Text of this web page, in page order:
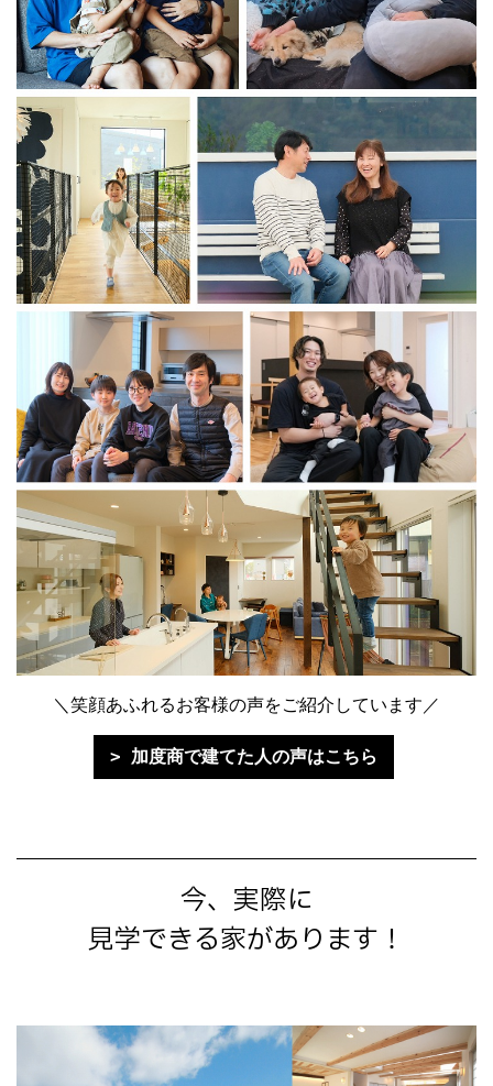
＼笑顔あふれるお客様の声をご紹介しています／
加度商で建てた人の声はこちら
今、実際に
見学できる家があります！